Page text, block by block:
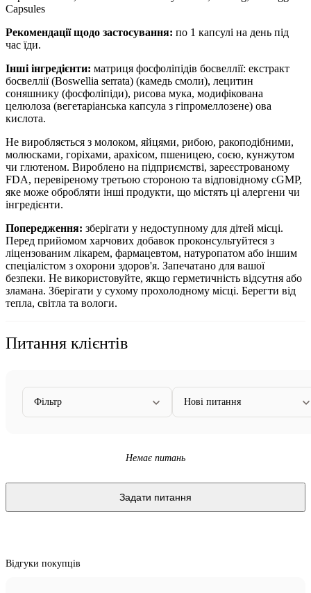
Capsules
Рекомендації щодо застосування: по 1 капсулі на день під
час їди.
Інші інгредієнти: матриця фосфоліпідів босвеллії: екстракт
босвеллії (Boswellia serrata) (камедь смоли), лецитин
соняшнику (фосфоліпіди), рисова мука, модифікована
целюлоза (вегетаріанська капсула з гіпромеллозене) ова
кислота.
Не виробляється з молоком, яйцями, рибою, ракоподібними,
молюсками, горіхами, арахісом, пшеницею, соєю, кунжутом
чи глютеном. Вироблено на підприємстві, зареєстрованому
FDA, перевіреному третьою стороною та відповідному cGMP,
яке може обробляти інші продукти, що містять ці алергени чи
інгредієнти.
Попередження: зберігати у недоступному для дітей місці.
Перед прийомом харчових добавок проконсультуйтеся з
ліцензованим лікарем, фармацевтом, натуропатом або іншим
спеціалістом з охорони здоров'я. Запечатано для вашої
безпеки. Не використовуйте, якщо герметичність відсутня або
зламана. Зберігати у сухому прохолодному місці. Берегти від
тепла, світла та вологи.
Питання клієнтів
Фільтр Нові питання
Немає питань
Задати питання
Відгуки покупців